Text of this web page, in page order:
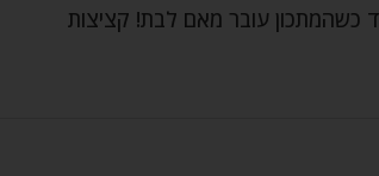
כשהמתכון עובר מאם לבת! קציצות